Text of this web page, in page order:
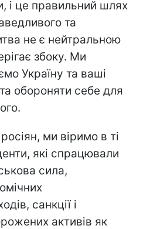
і це правильний шлях
та
не є нейтральною
збоку. Ми
Україну та ваші
обороняти себе для
ми віримо в ті
які спрацювали
сила,
санкції і
активів як